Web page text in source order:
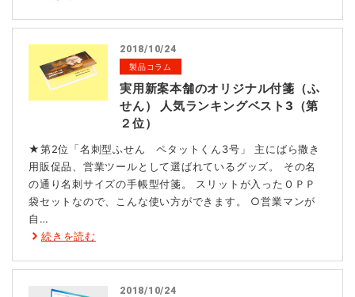
2018/10/24
製品コラム
実用新案本舗のオリジナル付箋（ふ
せん） 人気ランキングベスト3（第
２位）
★第2位「名刺型ふせん ペタットくん3号」 主にばら撒き
用販促品、営業ツールとして選ばれているグッズ。 その名
の通り名刺サイズの手帳型付箋。 スリットが入ったＯＰＰ
袋セットなので、こんな使い方ができます。 ○営業マンが
自…
続きを読む
2018/10/24